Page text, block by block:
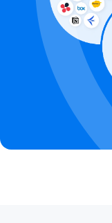
アプリの仕様
同一にならな
るのでご了承く
Microsoft365
般法人向けプ
般法人向けプ
する可能性が
ブラウザを操
をご参照くださ